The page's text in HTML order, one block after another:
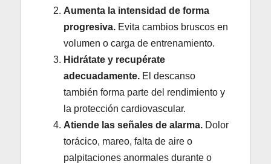
Aumenta la intensidad de forma
progresiva. Evita cambios bruscos en
volumen o carga de entrenamiento.
Hidrátate y recupérate
adecuadamente. El descanso
también forma parte del rendimiento y
la protección cardiovascular.
Atiende las señales de alarma. Dolor
torácico, mareo, falta de aire o
palpitaciones anormales durante o